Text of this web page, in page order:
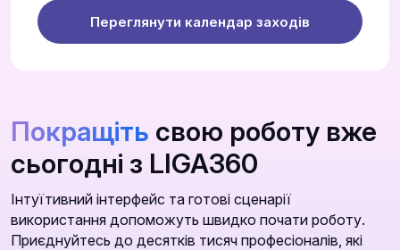
Переглянути календар заходів
Покращіть свою роботу вже
сьогодні з LIGA360
Інтуїтивний інтерфейс та готові сценарії
використання допоможуть швидко почати роботу.
Приєднуйтесь до десятків тисяч професіоналів, які